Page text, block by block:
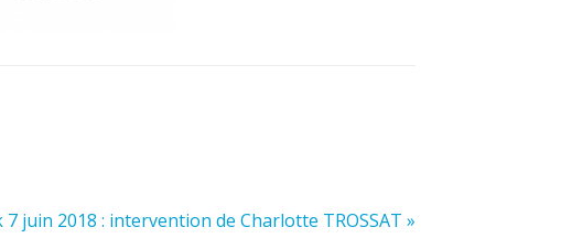
juin 2018 : intervention de Charlotte TROSSAT »